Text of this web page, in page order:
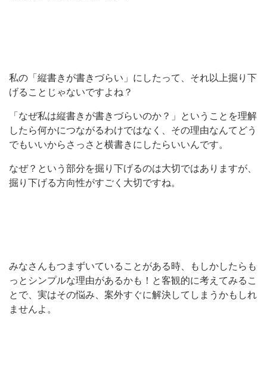
私の「縦書きが書きづらい」にしたって、それ以上掘り下
げることじゃないですよね？
「なぜ私は縦書きが書きづらいのか？」ということを理解
したら何かにつながるわけではなく、その理由なんてどう
でもいいからさっさと横書きにしたらいいんです。
なぜ？という部分を掘り下げるのは大切ではありますが、
掘り下げる方向性がすごく大切ですね。
みなさんもつまずいていることがある時、もしかしたらも
っとシンプルな理由があるかも！と客観的に考えてみるこ
とで、実はその悩み、案外すぐに解決してしまうかもしれ
ませんよ。